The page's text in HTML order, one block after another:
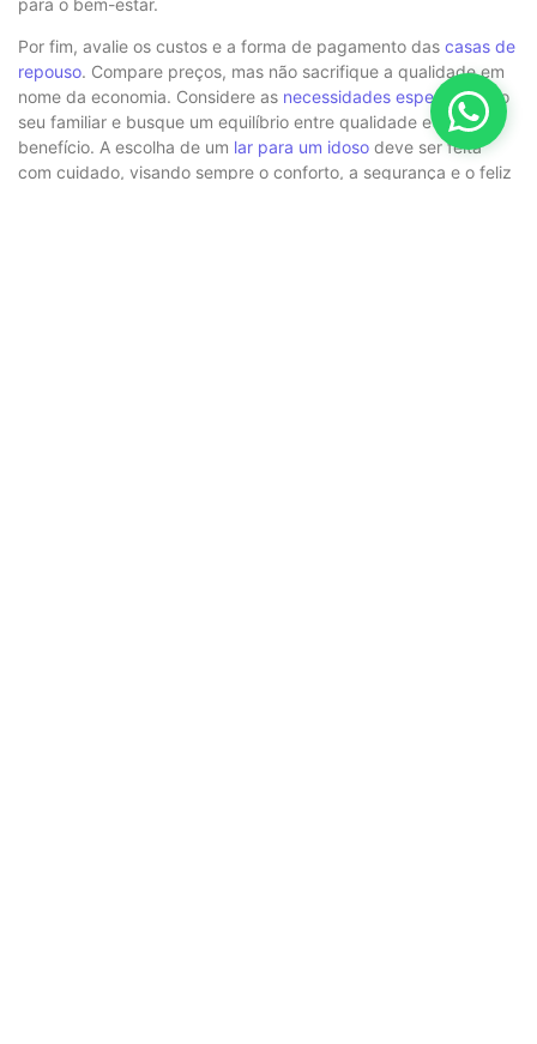
para o bem-estar.
Por fim, avalie os custos e a forma de pagamento das casas de
repouso. Compare preços, mas não sacrifique a qualidade em
nome da economia. Considere as necessidades específicasdo
seu familiar e busque um equilíbrio entre qualidade e custo-
benefício. A escolha de um lar para um idoso deve ser feita
com cuidado, visando sempre o conforto, a segurança e o feliz